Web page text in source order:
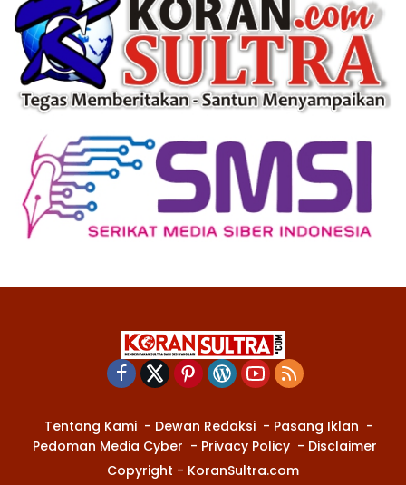
Tentang Kami Dewan Redaksi
Pasang Iklan
Pedoman Media Cyber
Privacy Policy
Disclaimer
Copyright - KoranSultra.com